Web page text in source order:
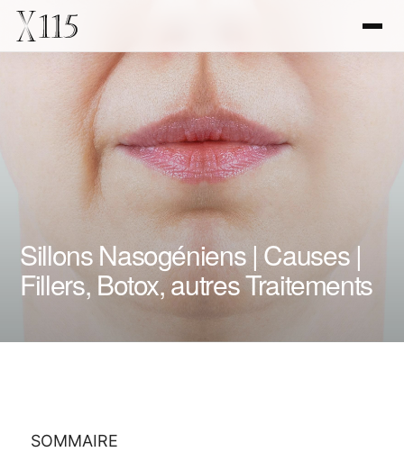
Sillons Nasogéniens | Causes |
Fillers, Botox, autres Traitements
SOMMAIRE